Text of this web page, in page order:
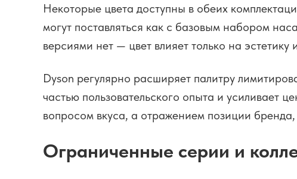
Некоторые цвета доступны в обеих
могут поставляться как с базовым набором
версиями нет — цвет влияет только на эстетику
Dyson регулярно расширяет палитру
частью пользовательского опыта и усиливает
вопросом вкуса, а отражением позиции
Ограниченные серии и